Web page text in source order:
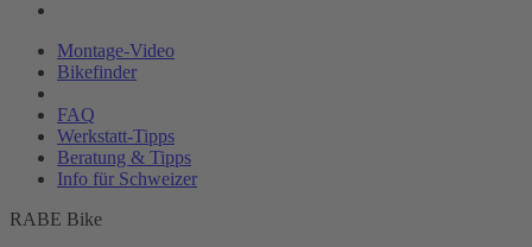
Montage-Video
Bikefinder
FAQ
Werkstatt-Tipps
Beratung & Tipps
Info für Schweizer
RABE Bike